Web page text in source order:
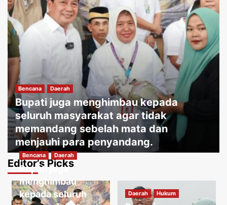
Bencana Daerah
Bupati juga menghimbau kepada
seluruh masyarakat agar tidak
memandang sebelah mata dan
menjauhi para penyandang.
Jakartakoma Agustus 8, 2026
Editor’s Picks
Bencana Daerah
Bupati juga
menghimbau
kepada seluruh
Daerah Hukum
3
Daerah
Warga menguatirkan jika kabel jatuh
ketanah, membahayakan penduduk
sekitar.